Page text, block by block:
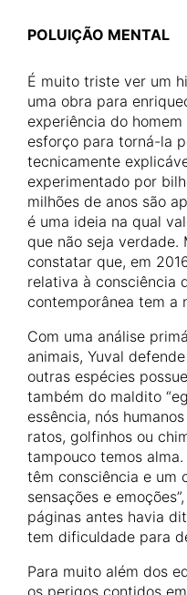
POLUIÇÃO MENTAL
É muito triste ver um
uma obra para
experiência do
esforço para torná-la
tecnicamente
experimentado por
milhões de anos são
é uma ideia na qual
que não seja verdade.
constatar que, em
relativa à consciência
contemporânea tem a
Com uma análise
animais, Yuval
outras espécies
também do maldito
essência, nós
ratos, golfinhos ou
tampouco temos
têm consciência e um
sensações e
páginas antes havia
tem dificuldade para
Para muito além dos
os perigos contidos